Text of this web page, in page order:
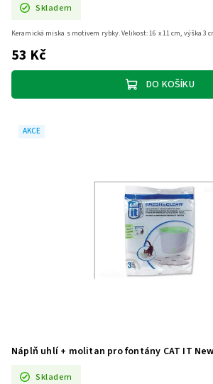
Skladem
53 Kč
DO KOŠÍKU
Keramická miska s motivem rybky. Velikost: 16 x 11 cm, výška 3
AKCE
Náplň uhlí + molitan pro fontány CAT IT
Skladem